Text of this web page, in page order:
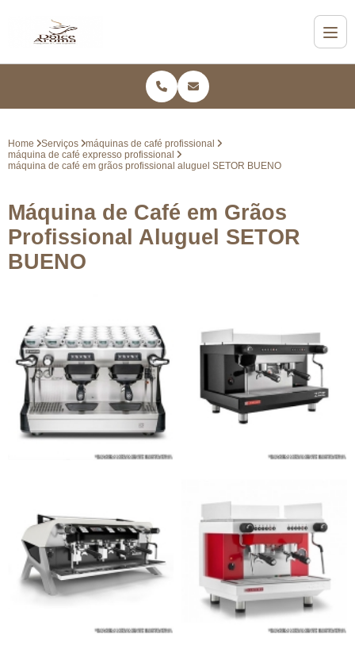
Home Serviços
máquinas de café profissional
máquina de café expresso profissional
máquina de café em grãos profissional aluguel SETOR BUENO
Máquina de Café em Grãos
Profissional Aluguel SETOR
BUENO